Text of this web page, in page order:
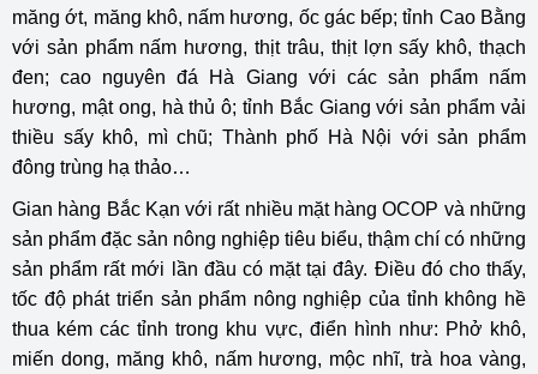
măng ớt, măng khô, nấm hương, ốc gác bếp; tỉnh Cao Bằng
với sản phẩm nấm hương, thịt trâu, thịt lợn sấy khô, thạch
đen; cao nguyên đá Hà Giang với các sản phẩm nấm
hương, mật ong, hà thủ ô; tỉnh Bắc Giang với sản phẩm vải
thiều sấy khô, mì chũ; Thành phố Hà Nội với sản phẩm
đông trùng hạ thảo…
Gian hàng Bắc Kạn với rất nhiều mặt hàng OCOP và những
sản phẩm đặc sản nông nghiệp tiêu biểu, thậm chí có những
sản phẩm rất mới lần đầu có mặt tại đây. Điều đó cho thấy,
tốc độ phát triển sản phẩm nông nghiệp của tỉnh không hề
thua kém các tỉnh trong khu vực, điển hình như: Phở khô,
miến dong, măng khô, nấm hương, mộc nhĩ, trà hoa vàng,